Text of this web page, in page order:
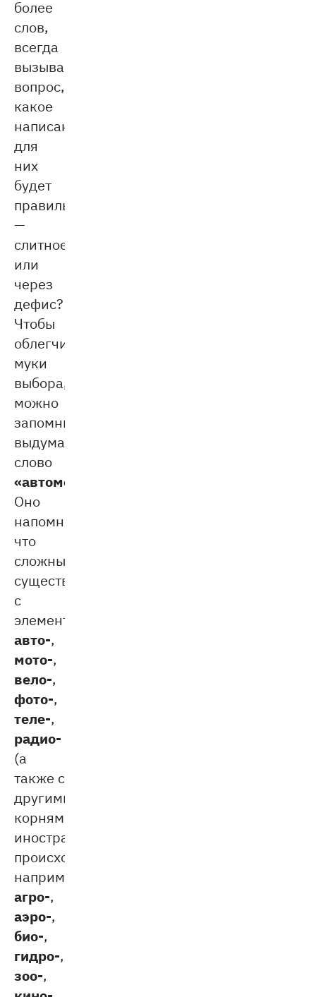
более
слов,
всегда
вызывают
вопрос,
какое
написание
для
них
будет
правильным
—
слитное
или
через
дефис?
Чтобы
облегчить
муки
выбора,
можно
запомнить
выдуманное
слово
«автомотовелофототелерадиомонтёр»
Оно
напомнит,
что
сложные
существительные
с
элементами
авто-,
мото-,
вело-,
фото-,
теле-,
радио-
(а
также с
другими
корнями
иностранного
происхождения,
например,
агро-,
аэро-,
био-,
гидро-,
зоо-,